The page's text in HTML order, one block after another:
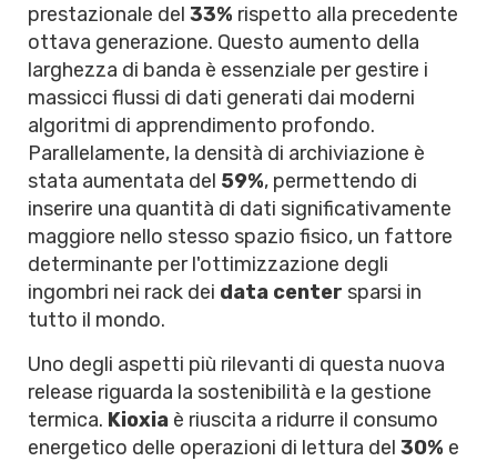
prestazionale del 33% rispetto alla precedente
ottava generazione. Questo aumento della
larghezza di banda è essenziale per gestire i
massicci flussi di dati generati dai moderni
algoritmi di apprendimento profondo.
Parallelamente, la densità di archiviazione è
stata aumentata del 59%, permettendo di
inserire una quantità di dati significativamente
maggiore nello stesso spazio fisico, un fattore
determinante per l'ottimizzazione degli
ingombri nei rack dei data center sparsi in
tutto il mondo.
Uno degli aspetti più rilevanti di questa nuova
release riguarda la sostenibilità e la gestione
termica. Kioxia è riuscita a ridurre il consumo
energetico delle operazioni di lettura del 30% e